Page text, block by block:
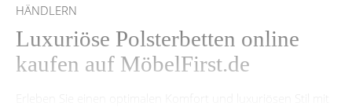
HÄNDLERN
Luxuriöse Polsterbetten online
kaufen auf MöbelFirst.de